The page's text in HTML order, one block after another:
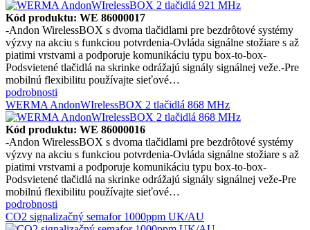
Kód produktu: WE 86000017
-Andon WirelessBOX s dvoma tlačidlami pre bezdrôtové systémy
výzvy na akciu s funkciou potvrdenia-Ovláda signálne stožiare s až
piatimi vrstvami a podporuje komunikáciu typu box-to-box-
Podsvietené tlačidlá na skrinke odrážajú signály signálnej veže.-Pre
mobilnú flexibilitu používajte sieťové…
podrobnosti
WERMA AndonWIrelessBOX 2 tlačidlá 868 MHz
Kód produktu: WE 86000016
-Andon WirelessBOX s dvoma tlačidlami pre bezdrôtové systémy
výzvy na akciu s funkciou potvrdenia-Ovláda signálne stožiare s až
piatimi vrstvami a podporuje komunikáciu typu box-to-box-
Podsvietené tlačidlá na skrinke odrážajú signály signálnej veže-Pre
mobilnú flexibilitu používajte sieťové…
podrobnosti
CO2 signalizačný semafor 1000ppm UK/AU